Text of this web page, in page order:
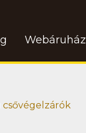
Webáruház
csővégelzárók